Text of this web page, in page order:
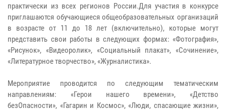
практически из всех регионов России.Для участия в конкурсе
приглашаются обучающиеся общеобразовательных организаций
в возрасте от 11 до 18 лет (включительно), которые могут
представить свои работы в следующих формах: «Фотография»,
«Рисунок», «Видеоролик», «Социальный плакат», «Сочинение»,
«Литературное творчество», «Журналистика».
Мероприятие проводится по следующим тематическим
направлениям: «Герои нашего времени», «Детство
безОпасности», «Гагарин и Космос», «Люди, спасающие жизни»,